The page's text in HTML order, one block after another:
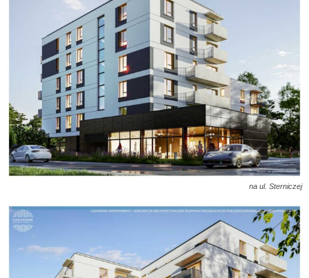
na ul. Sterniczej